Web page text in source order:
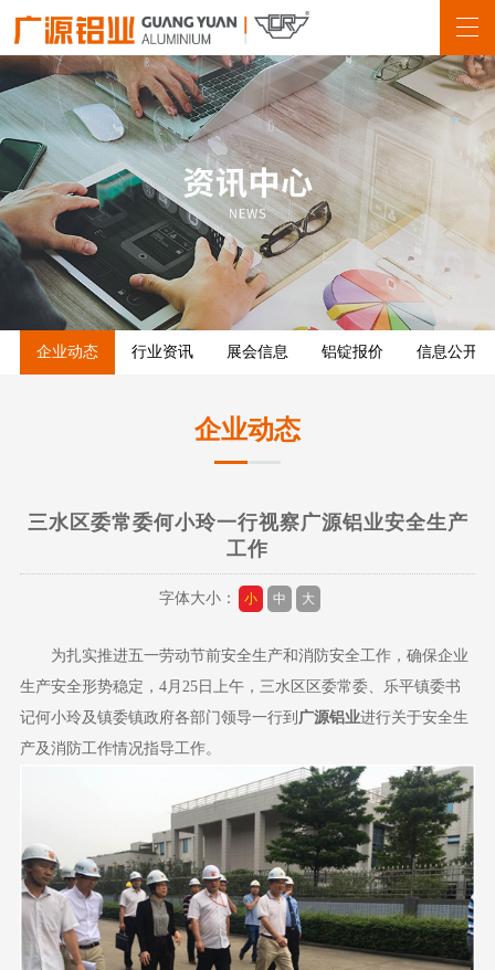
企业动态 行业资讯 展会信息 铝锭报价 信息公开
企业动态
​三水区委常委何小玲一行视察广源铝业安全生产
工作
字体大小： 小 中 大
为扎实推进五一劳动节前安全生产和消防安全工作，确保企业
生产安全形势稳定， 4月 25日上午，三水区区委常委、乐平镇委书
记何小玲及镇委镇政府各部门领导一行到 广源铝业进行关于安全生
产及消防工作情况指导工作。